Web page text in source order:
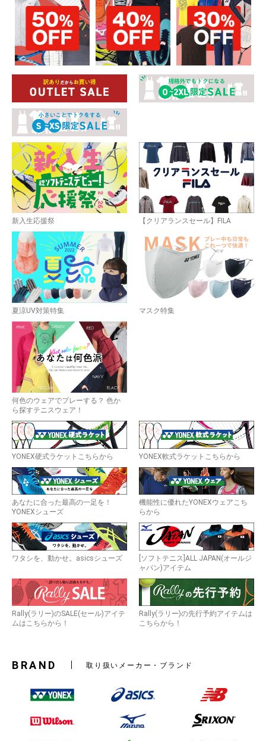
お買い物を続ける カートへ進む
新入生応援祭 【クリアランスセール】FILA
夏涼UV対策特集 マスク特集
何色のウェアでプレーする？ 色か
ら探すテニスウェア！
YONEX硬式ラケットこちらから YONEX軟式ラケットこちらから
あなたに合った最高の一足を！
YONEXシューズ
機能性に優れたYONEXウェアこち
らから
ワタシを、動かせ。asicsシューズ
[ソフトテニス]ALL JAPAN(オールジ
ャパン)アイテム
Rally(ラリー)のSALE(セール)アイテ
ムはこちらから！
Rally(ラリー)の先行予約アイテムは
こちらから！
BRAND 取り扱いメーカー・ブランド